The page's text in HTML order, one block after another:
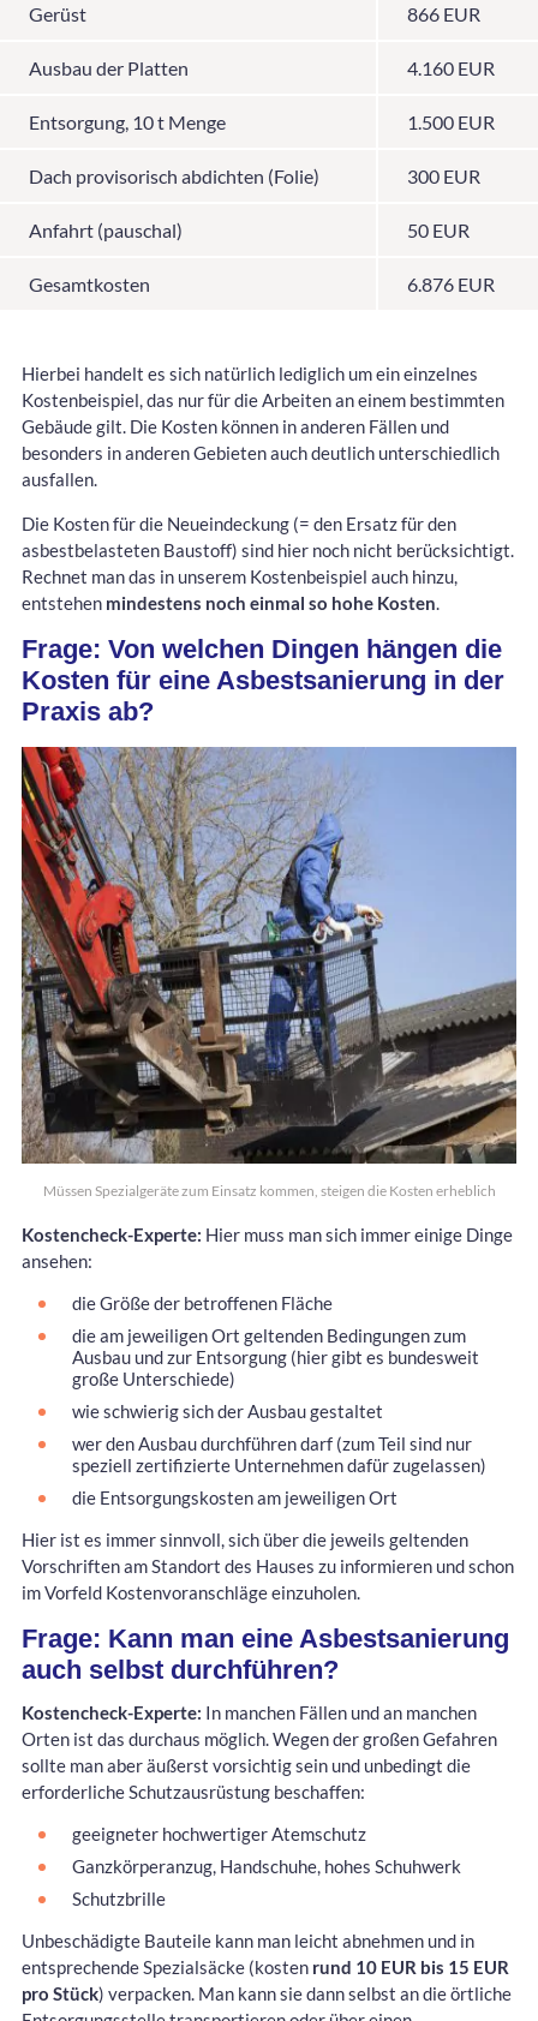
Gerüst 866 EUR
Ausbau der Platten 4.160 EUR
Entsorgung, 10 t Menge 1.500 EUR
Dach provisorisch abdichten (Folie) 300 EUR
Anfahrt (pauschal) 50 EUR
Gesamtkosten 6.876 EUR
Hierbei handelt es sich natürlich lediglich um ein einzelnes
Kostenbeispiel, das nur für die Arbeiten an einem bestimmten
Gebäude gilt. Die Kosten können in anderen Fällen und
besonders in anderen Gebieten auch deutlich unterschiedlich
ausfallen.
Die Kosten für die Neueindeckung (= den Ersatz für den
asbestbelasteten Baustoff) sind hier noch nicht berücksichtigt.
Rechnet man das in unserem Kostenbeispiel auch hinzu,
entstehen mindestens noch einmal so hohe Kosten.
Frage: Von welchen Dingen hängen die
Kosten für eine Asbestsanierung in der
Praxis ab?
Müssen Spezialgeräte zum Einsatz kommen, steigen die Kosten erheblich
Kostencheck-Experte: Hier muss man sich immer einige Dinge
ansehen:
die Größe der betroffenen Fläche
die am jeweiligen Ort geltenden Bedingungen zum
Ausbau und zur Entsorgung (hier gibt es bundesweit
große Unterschiede)
wie schwierig sich der Ausbau gestaltet
wer den Ausbau durchführen darf (zum Teil sind nur
speziell zertifizierte Unternehmen dafür zugelassen)
die Entsorgungskosten am jeweiligen Ort
Hier ist es immer sinnvoll, sich über die jeweils geltenden
Vorschriften am Standort des Hauses zu informieren und schon
im Vorfeld Kostenvoranschläge einzuholen.
Frage: Kann man eine Asbestsanierung
auch selbst durchführen?
Kostencheck-Experte: In manchen Fällen und an manchen
Orten ist das durchaus möglich. Wegen der großen Gefahren
sollte man aber äußerst vorsichtig sein und unbedingt die
erforderliche Schutzausrüstung beschaffen:
geeigneter hochwertiger Atemschutz
Ganzkörperanzug, Handschuhe, hohes Schuhwerk
Schutzbrille
Unbeschädigte Bauteile kann man leicht abnehmen und in
entsprechende Spezialsäcke (kosten rund 10 EUR bis 15 EUR
pro Stück) verpacken. Man kann sie dann selbst an die örtliche